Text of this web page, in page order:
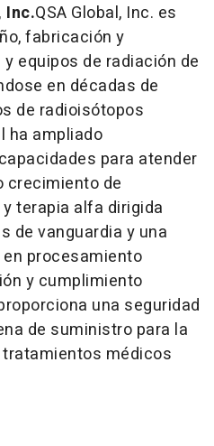
Inc.QSA Global, Inc. es
fabricación y
equipos de radiación de
en décadas de
de radioisótopos
ha ampliado
para atender
crecimiento de
terapia alfa dirigida
de vanguardia y una
procesamiento
y cumplimiento
una seguridad
de suministro para la
médicos